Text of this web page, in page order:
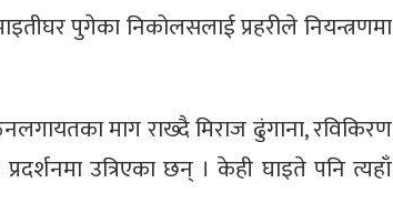
पुगेका निकोलसलाई प्रहरीले नियन्त्रणमा
माग राख्दै मिराज ढुंगाना, रविकिरण
उत्रिएका छन् । केही घाइते पनि त्यहाँ